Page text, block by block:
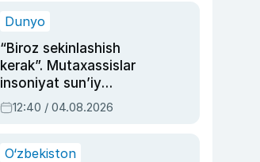
Dunyo
“Biroz sekinlashish
kerak”. Mutaxassislar
insoniyat sun’iy
intellektni boshqara
olmay qolishidan xavotir
12:40 / 04.08.2026
O‘zbekiston